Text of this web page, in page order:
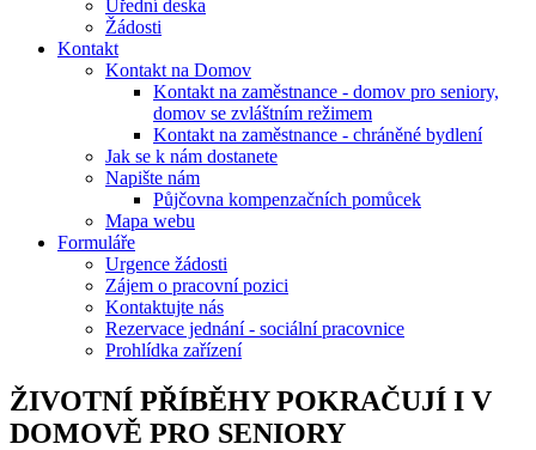
Úřední deska
Žádosti
Kontakt
Kontakt na Domov
Kontakt na zaměstnance - domov pro seniory,
domov se zvláštním režimem
Kontakt na zaměstnance - chráněné bydlení
Jak se k nám dostanete
Napište nám
Půjčovna kompenzačních pomůcek
Mapa webu
Formuláře
Urgence žádosti
Zájem o pracovní pozici
Kontaktujte nás
Rezervace jednání - sociální pracovnice
Prohlídka zařízení
ŽIVOTNÍ PŘÍBĚHY POKRAČUJÍ I V
DOMOVĚ PRO SENIORY